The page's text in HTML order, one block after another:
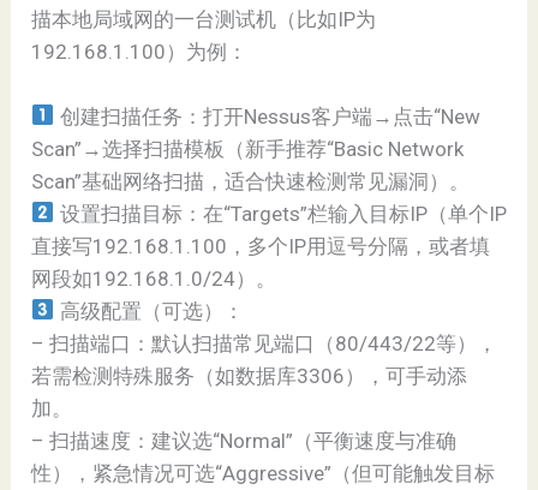
描本地局域网的一台测试机（比如IP为
192.168.1.100）为例：
创建扫描任务：打开Nessus客户端→点击“New
Scan”→选择扫描模板（新手推荐“Basic Network
Scan”基础网络扫描，适合快速检测常见漏洞）。
设置扫描目标：在“Targets”栏输入目标IP（单个IP
直接写192.168.1.100，多个IP用逗号分隔，或者填
网段如192.168.1.0/24）。
高级配置（可选）：
– 扫描端口：默认扫描常见端口（80/443/22等），
若需检测特殊服务（如数据库3306），可手动添
加。
– 扫描速度：建议选“Normal”（平衡速度与准确
性），紧急情况可选“Aggressive”（但可能触发目标